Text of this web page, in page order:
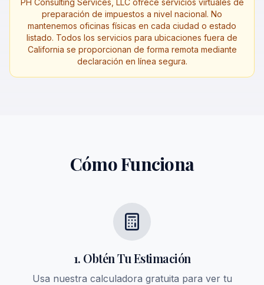
PH Consulting Services, LLC ofrece servicios virtuales de
preparación de impuestos a nivel nacional. No
mantenemos oficinas físicas en cada ciudad o estado
listado. Todos los servicios para ubicaciones fuera de
California se proporcionan de forma remota mediante
declaración en línea segura.
Cómo Funciona
1. Obtén Tu Estimación
Usa nuestra calculadora gratuita para ver tu